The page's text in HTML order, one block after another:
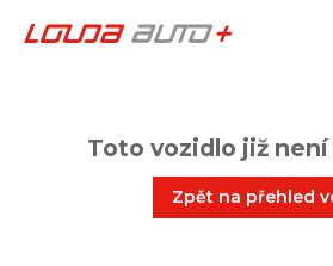
Toto vozidlo již není
Zpět na přehled